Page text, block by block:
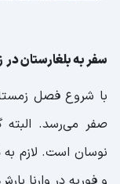
سفر به بلغارستان
نوسان است. لازم به